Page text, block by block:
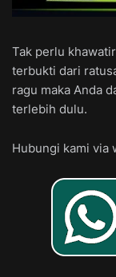
Tak perlu
terbukti dari
ragu maka Anda
terlebih dulu.
Hubungi kami via